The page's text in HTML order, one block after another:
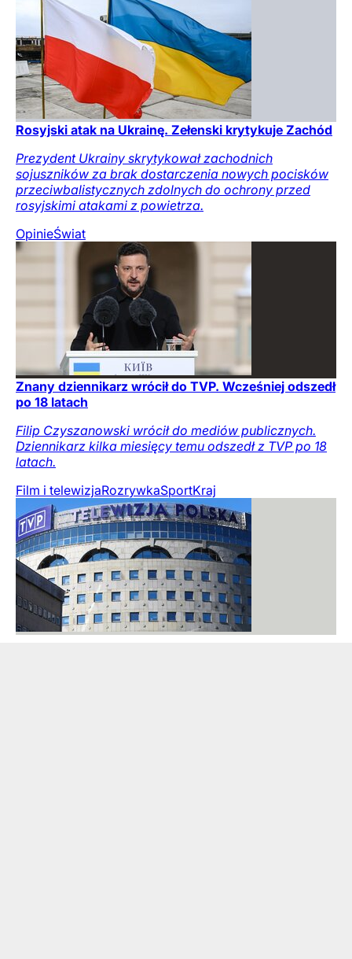
Rosyjski atak na Ukrainę. Zełenski krytykuje Zachód
Prezydent Ukrainy skrytykował zachodnich
sojuszników za brak dostarczenia nowych pocisków
przeciwbalistycznych zdolnych do ochrony przed
rosyjskimi atakami z powietrza.
OpinieŚwiat
Znany dziennikarz wrócił do TVP. Wcześniej odszedł
po 18 latach
Filip Czyszanowski wrócił do mediów publicznych.
Dziennikarz kilka miesięcy temu odszedł z TVP po 18
latach.
Film i telewizjaRozrywkaSportKraj